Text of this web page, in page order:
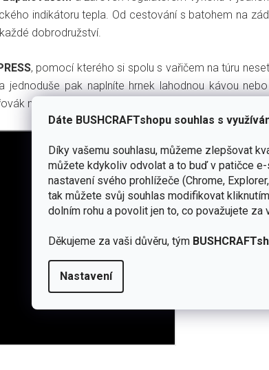
Dáte BUSHCRAFTshopu souhlas s
Díky vašemu souhlasu, můžeme zlepšovat
můžete kdykoliv odvolat a to buď v patičce
nastavení svého prohlížeče (Chrome,
tak můžete svůj souhlas modifikovat
dolním rohu a povolit jen to, co považujete za
Děkujeme za vaši důvěru, tým
Nastavení
indikátoru tepla. Od cestování s batohem na
dobrodružství.
, pomocí kterého si spolu s vařičem na túru
a jednoduše pak naplníte hrnek lahodnou kávou
na vajíčka, ryby nebo zeleninu přímo ve vašem